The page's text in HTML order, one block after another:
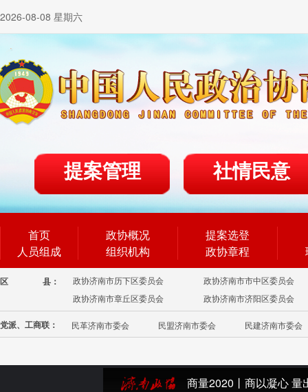
2026-08-08 星期六
提案管理 社情民意
首页
人员组成
政协概况
组织机构
提案选登
政协章程
区 县： 政协济南市历下区委员会
政协济南市市中区委员会
政协济南市章丘区委员会
政协济南市济阳区委员会
党派、工商联： 民革济南市委会 民盟济南市委会 民建济南市委会
商量2020丨商以凝心 量